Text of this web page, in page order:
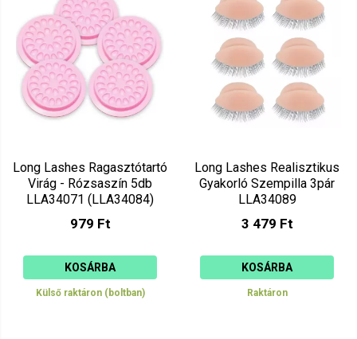
Long Lashes Ragasztótartó
Virág - Rózsaszín 5db
LLA34071 (LLA34084)
979 Ft
KOSÁRBA
Külső raktáron (boltban)
Long Lashes Realisztikus
Gyakorló Szempilla 3pár
LLA34089
3 479 Ft
KOSÁRBA
Raktáron